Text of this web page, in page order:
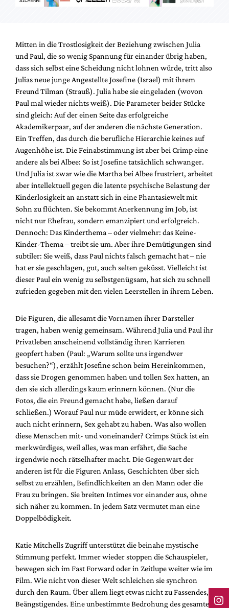
Mitten in die Trostlosigkeit der Beziehung zwischen Julia
und Paul, die so wenig Spannung für einander übrig haben,
dass sich selbst eine Scheidung nicht lohnen würde, tritt also
Julias neue junge Angestellte Josefine (Israel) mit ihrem
Freund Tilman (Strauß). Julia habe sie eingeladen (wovon
Paul mal wieder nichts weiß). Die Parameter beider Stücke
sind gleich: Auf der einen Seite das erfolgreiche
Akademikerpaar, auf der anderen die nächste Generation.
Ein Treffen, das durch die berufliche Hierarchie keines auf
Augenhöhe ist. Die Feinabstimmung ist aber bei Crimp eine
andere als bei Albee: So ist Josefine tatsächlich schwanger.
Und Julia ist zwar wie die Martha bei Albee frustriert, arbeitet
aber intellektuell gegen die latente psychische Belastung der
Kinderlosigkeit an anstatt sich in eine Phantasiewelt mit
Sohn zu flüchten. Sie bekommt Anerkennung im Job, ist
nicht nur Ehefrau, sondern emanzipiert und erfolgreich.
Dennoch: Das Kinderthema – oder vielmehr: das Keine-
Kinder-Thema – treibt sie um. Aber ihre Demütigungen sind
subtiler: Sie weiß, dass Paul nichts falsch gemacht hat – nie
hat er sie geschlagen, gut, auch selten geküsst. Vielleicht ist
dieser Paul ein wenig zu selbstgenügsam, hat sich zu schnell
zufrieden gegeben mit den vielen Leerstellen in ihrem Leben.
Die Figuren, die allesamt die Vornamen ihrer Darsteller
tragen, haben wenig gemeinsam. Während Julia und Paul ihr
Privatleben anscheinend vollständig ihren Karrieren
geopfert haben (Paul: „Warum sollte uns irgendwer
besuchen?“), erzählt Josefine schon beim Hereinkommen,
dass sie Drogen genommen haben und tollen Sex hatten, an
den sie sich allerdings kaum erinnern können. (Nur die
Fotos, die ein Freund gemacht habe, ließen darauf
schließen.) Worauf Paul nur müde erwidert, er könne sich
auch nicht erinnern, Sex gehabt zu haben. Was also wollen
diese Menschen mit- und voneinander? Crimps Stück ist ein
merkwürdiges, weil alles, was man erfährt, die Sache
irgendwie noch rätselhafter macht. Die Gegenwart der
anderen ist für die Figuren Anlass, Geschichten über sich
selbst zu erzählen, Befindlichkeiten an den Mann oder die
Frau zu bringen. Sie breiten Intimes vor einander aus, ohne
sich näher zu kommen. In jedem Satz vermutet man eine
Doppelbödigkeit.
Katie Mitchells Zugriff unterstützt die beinahe mystische
Stimmung perfekt. Immer wieder stoppen die Schauspieler,
bewegen sich im Fast Forward oder in Zeitlupe weiter wie im
Film. Wie nicht von dieser Welt schleichen sie synchron
durch den Raum. Über allem liegt etwas nicht zu Fassendes,
Beängstigendes. Eine unbestimmte Bedrohung des gesamten